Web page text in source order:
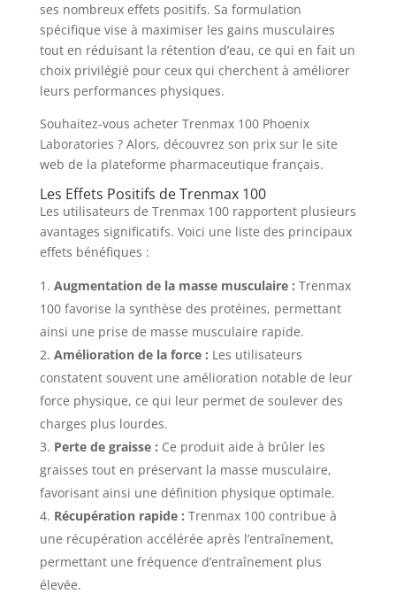
ses nombreux effets positifs. Sa formulation
spécifique vise à maximiser les gains musculaires
tout en réduisant la rétention d’eau, ce qui en fait un
choix privilégié pour ceux qui cherchent à améliorer
leurs performances physiques.
Souhaitez-vous acheter Trenmax 100 Phoenix
Laboratories ? Alors, découvrez son prix sur le site
web de la plateforme pharmaceutique français.
Les Effets Positifs de Trenmax 100
Les utilisateurs de Trenmax 100 rapportent plusieurs
avantages significatifs. Voici une liste des principaux
effets bénéfiques :
Augmentation de la masse musculaire : Trenmax
100 favorise la synthèse des protéines, permettant
ainsi une prise de masse musculaire rapide.
Amélioration de la force : Les utilisateurs
constatent souvent une amélioration notable de leur
force physique, ce qui leur permet de soulever des
charges plus lourdes.
Perte de graisse : Ce produit aide à brûler les
graisses tout en préservant la masse musculaire,
favorisant ainsi une définition physique optimale.
Récupération rapide : Trenmax 100 contribue à
une récupération accélérée après l’entraînement,
permettant une fréquence d’entraînement plus
élevée.